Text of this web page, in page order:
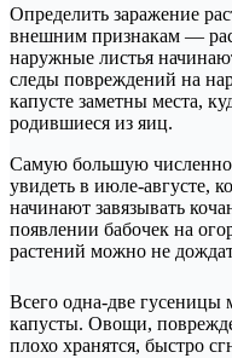
Определить заражение
внешним признакам —
наружные листья
следы повреждений на
капусте заметны места,
родившиеся из яиц.
Самую большую
увидеть в июле-августе,
начинают завязывать
появлении бабочек на
растений можно не
Всего одна-две гусеницы
капусты. Овощи,
плохо хранятся, быстро